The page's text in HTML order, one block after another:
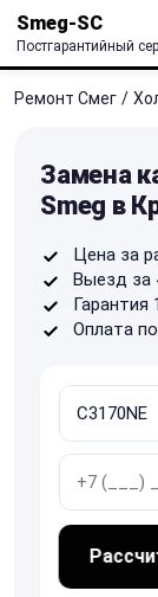
Smeg-SC
Постгарантийный
Ремонт Смег /
Замена
Smeg в
Цена за
Выезд за
Гарантия
Оплата